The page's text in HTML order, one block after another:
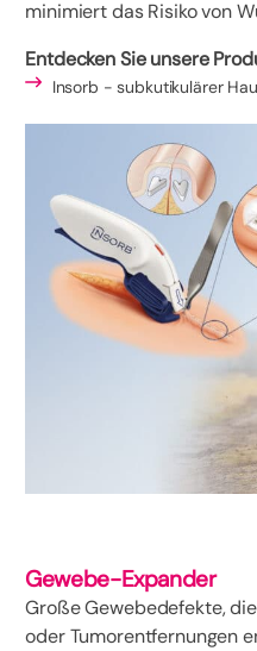
minimiert das Risiko von
Entdecken Sie unsere
Insorb - subkutikulärer
Gewebe-Expander
Große Gewebedefekte,
oder Tumorentfernungen